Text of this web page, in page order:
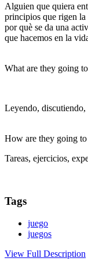
Alguien que quiera
principios que rigen la
por què se da una
que hacemos en la
What are they going
Leyendo, discutiendo,
How are they going
Tareas, ejercicios,
Tags
juego
juegos
View Full Description